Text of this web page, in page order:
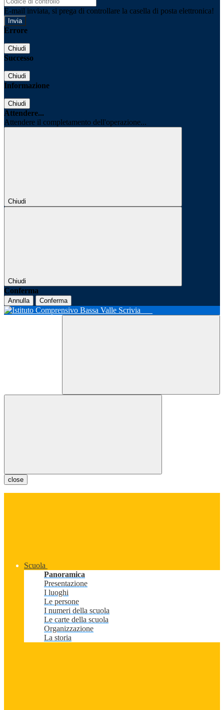
E-mail inviata, si prega di controllare la casella di posta elettronica!
Errore
Chiudi
Successo
Chiudi
Informazione
Chiudi
Attendere...
Attendere il completamento dell'operazione...
Chiudi
Chiudi
Conferma
Annulla Conferma
close
Scuola
Panoramica
Presentazione
I luoghi
Le persone
I numeri della scuola
Le carte della scuola
Organizzazione
La storia